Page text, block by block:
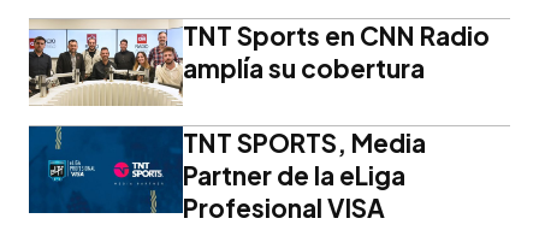
TNT Sports en CNN Radio
amplía su cobertura
TNT SPORTS, Media
Partner de la eLiga
Profesional VISA